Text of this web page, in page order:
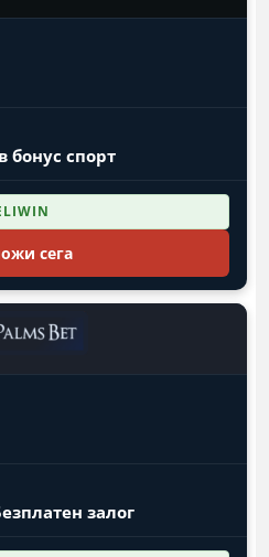
бонус спорт
сега
залог